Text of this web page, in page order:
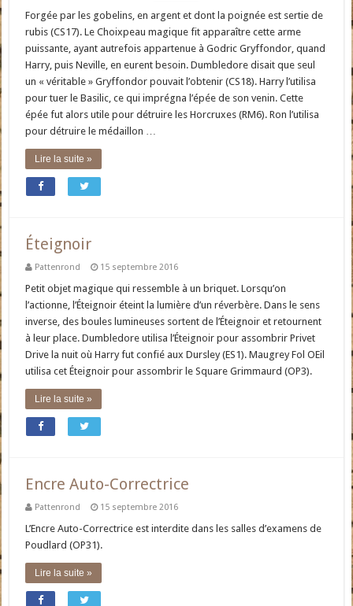
Forgée par les gobelins, en argent et dont la poignée est sertie de
rubis (CS17). Le Choixpeau magique fit apparaître cette arme
puissante, ayant autrefois appartenue à Godric Gryffondor, quand
Harry, puis Neville, en eurent besoin. Dumbledore disait que seul
un « véritable » Gryffondor pouvait l’obtenir (CS18). Harry l’utilisa
pour tuer le Basilic, ce qui imprégna l’épée de son venin. Cette
épée fut alors utile pour détruire les Horcruxes (RM6). Ron l’utilisa
pour détruire le médaillon …
Lire la suite »
Éteignoir
Pattenrond 15 septembre 2016
Petit objet magique qui ressemble à un briquet. Lorsqu’on
l’actionne, l’Éteignoir éteint la lumière d’un réverbère. Dans le sens
inverse, des boules lumineuses sortent de l’Éteignoir et retournent
à leur place. Dumbledore utilisa l’Éteignoir pour assombrir Privet
Drive la nuit où Harry fut confié aux Dursley (ES1). Maugrey Fol OEil
utilisa cet Éteignoir pour assombrir le Square Grimmaurd (OP3).
Lire la suite »
Encre Auto-Correctrice
Pattenrond 15 septembre 2016
L’Encre Auto-Correctrice est interdite dans les salles d’examens de
Poudlard (OP31).
Lire la suite »